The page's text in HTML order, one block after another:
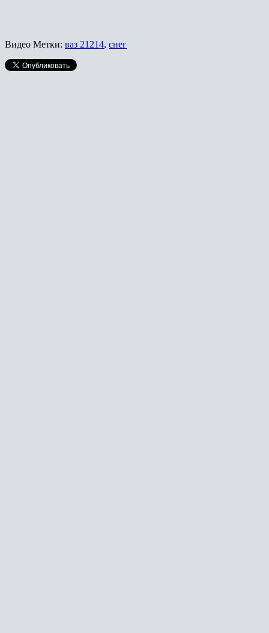
Видео Метки: ваз 21214, снег